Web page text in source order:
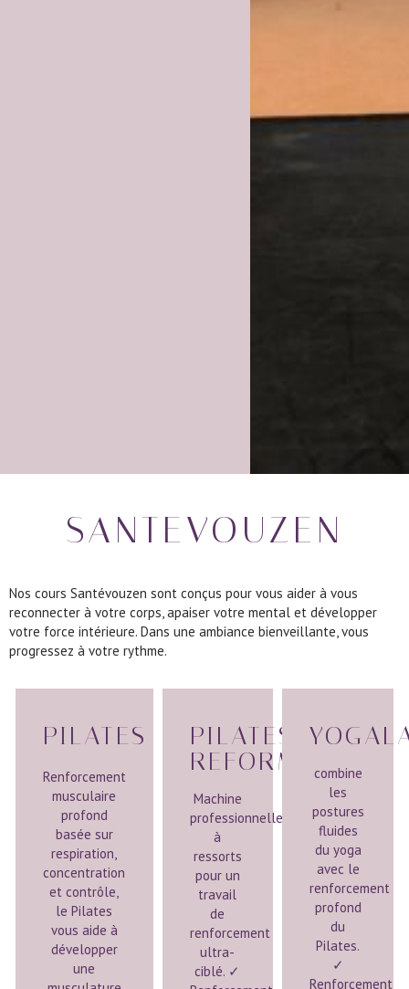
SANTEVOUZEN
Nos cours Santévouzen sont conçus pour vous aider à vous
reconnecter à votre corps, apaiser votre mental et développer
votre force intérieure. Dans une ambiance bienveillante, vous
progressez à votre rythme.
PILATES
Renforcement
musculaire
profond
basée sur
respiration,
concentration
et contrôle,
le Pilates
vous aide à
développer
une
PILATES
REFORMER
Machine
professionnelle
à
ressorts
pour un
travail
de
renforcement
ultra-
ciblé. ✓
combine
les
postures
fluides
du yoga
avec le
renforcement
profond
du
Pilates.
✓
Renforcement